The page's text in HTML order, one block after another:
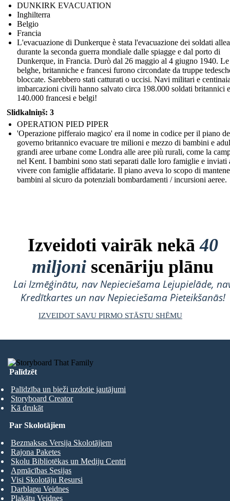
DUNKIRK EVACUATION
Inghilterra
Belgio
Francia
L'evacuazione di Dunkerque è stata l'evacuazione dei soldati
durante la seconda guerra mondiale dalle spiagge e dal porto di
Dunkerque, in Francia. Durò dal 26 maggio al 4 giugno 1940.
belghe, britanniche e francesi furono circondate da truppe
bloccate. Sarebbero stati catturati o uccisi. Navi militari e
imbarcazioni civili hanno salvato circa 198.000 soldati britannici e
140.000 francesi e belgi!
Slidkalniņš: 3
OPERATION PIED PIPER
'Operazione pifferaio magico' era il nome in codice per il piano
governo britannico evacuare tre milioni e mezzo di bambini e
grandi aree urbane come Londra alle aree più rurali, come la
nel Kent. I bambini sono stati separati dalle loro famiglie e inviati
vivere con famiglie affidatarie. Il piano aveva lo scopo di
bambini al sicuro da potenziali bombardamenti / incursioni aeree.
Izveidoti vairāk nekā40
miljoni scenāriju plānu
Lai Izmēģinātu, nav Nepieciešama Lejupielāde,
Kredītkartes un nav Nepieciešama Pieteikšanās!
IZVEIDOT SAVU PIRMO STĀSTU SHĒMU
Palīdzēt
Palīdzība un bieži uzdotie jautājumi
Storyboard Creator
Kā drukāt
Par Skolotājiem
Bezmaksas Versija Skolotājiem
Rajona Paketes
Skolu Bibliotēkas un Mediju Centri
Apmācības Sesijas
Visi Skolotāju Resursi
Darblapu Veidnes
Plakātu Veidnes